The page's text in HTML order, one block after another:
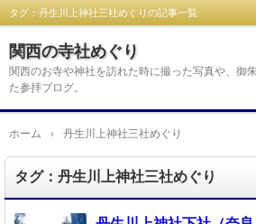
タグ：丹生川上神社三社めぐりの記事一覧
関西の寺社めぐり
関西のお寺や神社を訪れた時に撮った写真や、御
た参拝ブログ。
ホーム › 丹生川上神社三社めぐり
タグ：丹生川上神社三社めぐり